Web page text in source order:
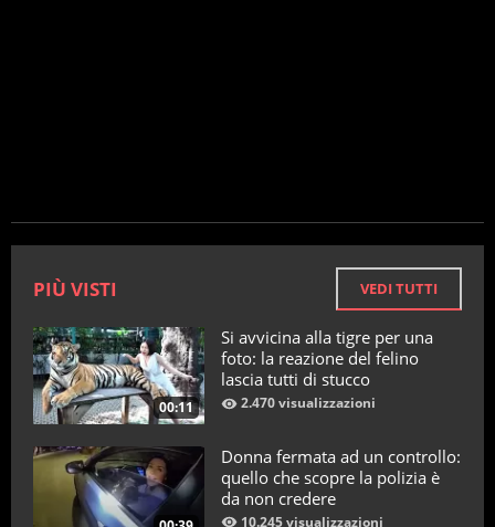
PIÙ VISTI VEDI TUTTI
00:11
Si avvicina alla tigre per una
foto: la reazione del felino
lascia tutti di stucco
2.470 visualizzazioni
Donna fermata ad un controllo:
quello che scopre la polizia è
da non credere
10.245 visualizzazioni